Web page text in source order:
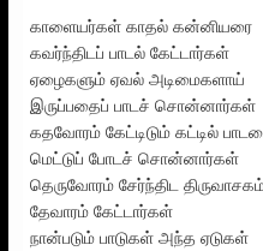
காளையர்கள் காதல் கன்னியரை
கவர்ந்திடப் பாடல் கேட்டார்கள்
ஏழைகளும் ஏவல் அடிமைகளாய்
இருப்பதைப் பாடச் சொன்னார்கள்
கதவோரம் கேட்டிடும் கட்டில்
மெட்டுப் போடச் சொன்னார்கள்
தெருவோரம் சேர்ந்திட
தேவாரம் கேட்டார்கள்
நான்படும் பாடுகள் அந்த ஏடுகள்